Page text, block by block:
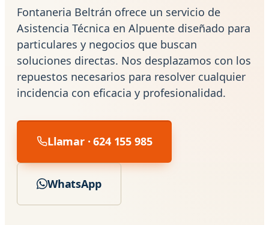
Fontaneria Beltrán ofrece un servicio de
Asistencia Técnica en Alpuente diseñado para
particulares y negocios que buscan
soluciones directas. Nos desplazamos con los
repuestos necesarios para resolver cualquier
incidencia con eficacia y profesionalidad.
Llamar · 624 155 985
WhatsApp